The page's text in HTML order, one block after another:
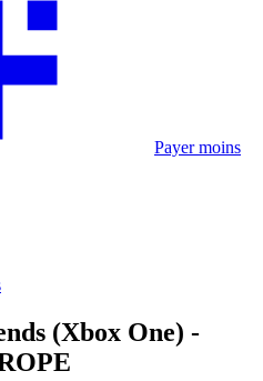
Payer moins
(Xbox One) -